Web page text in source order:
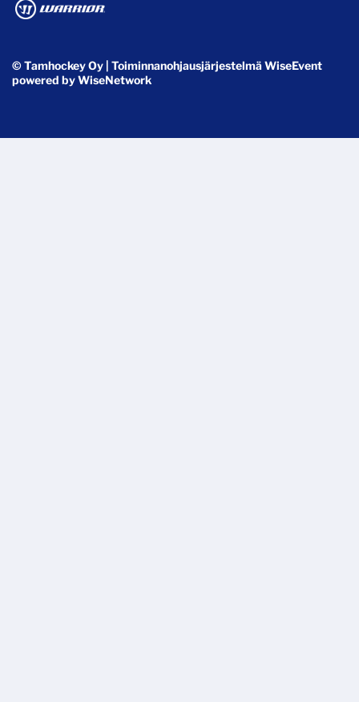
© Tamhockey Oy | ToiminnanohjausjärjestelmäWiseEvent
powered byWiseNetwork